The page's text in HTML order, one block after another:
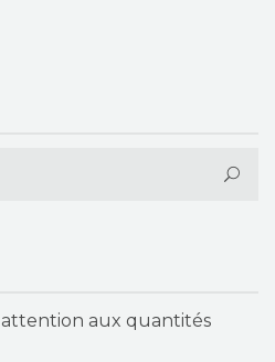
aux quantités